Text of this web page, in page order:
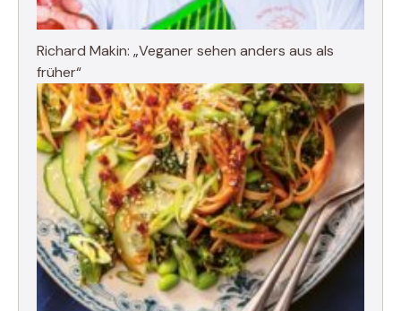
Richard Makin: „Veganer sehen anders aus als
früher“